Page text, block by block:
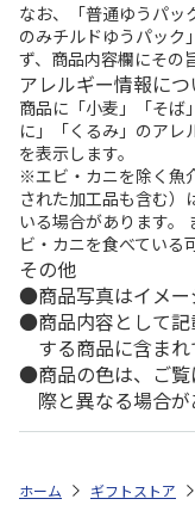
なお、「普通ゆうパッ
のみチルドゆうパック
ず、商品内容欄にその
アレルギー情報につ
商品に「小麦」「そば
に」「くるみ」のアレ
を表示します。
※エビ・カニを除く魚
された加工品も含む）
いる場合があります。
ビ・カニを食べている
その他
商品写真はイメー
商品内容として
する商品に含まれ
商品の色は、ご
際と異なる場合が
ホーム ギフトストア